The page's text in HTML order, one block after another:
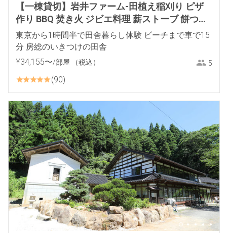
【一棟貸切】岩井ファーム-田植え稲刈り ピザ
作り BBQ 焚き火 ジビエ料理 薪ストーブ 餅つき
里山体験
東京から1時間半で田舎暮らし体験 ビーチまで車で15
分 房総のいきつけの田舎
¥34,155〜/部屋 （税込） 5
90